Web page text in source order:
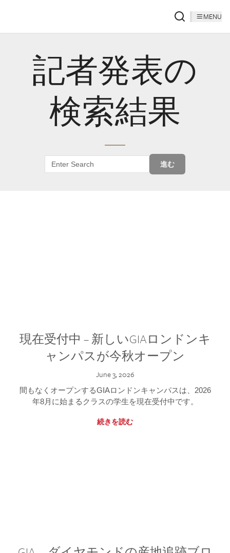
MENU
記者発表の
検索結果
進む
現在受付中 – 新しいGIAロンドンキ
ャンパスが今秋オープン
June 3, 2026
間もなくオープンするGIAロンドンキャンパスは、2026
年8月に始まるクラスの学生を現在受付中です。
続きを読む